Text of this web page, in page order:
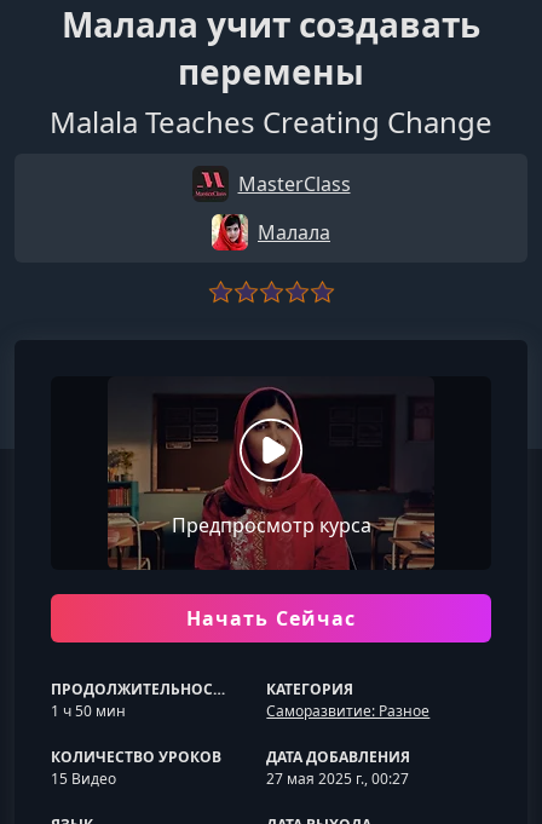
Малала учит создавать
перемены
Malala Teaches Creating Change
MasterClass
Малала
Предпросмотр курса
Начать Сейчас
ПРОДОЛЖИТЕЛЬНОСТЬ
1 ч 50 мин
КАТЕГОРИЯ
Саморазвитие: Разное
КОЛИЧЕСТВО УРОКОВ
15 Видео
ДАТА ДОБАВЛЕНИЯ
27 мая 2025 г., 00:27